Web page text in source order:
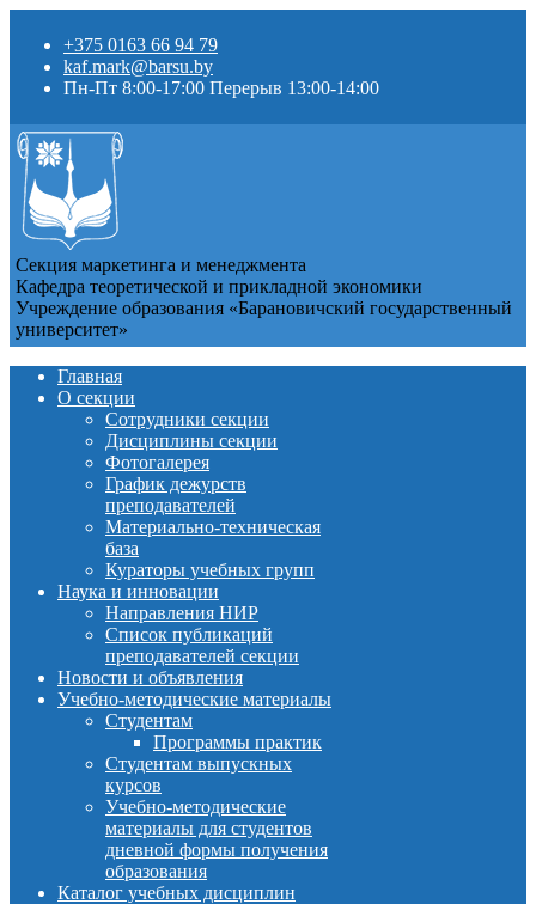
+375 0163 66 94 79
kaf.mark@barsu.by
Пн-Пт 8:00-17:00 Перерыв 13:00-14:00
Секция маркетинга и менеджмента
Кафедра теоретической и прикладной экономики
Учреждение образования «Барановичский государственный
университет»
Главная
О секции
Сотрудники секции
Дисциплины секции
Фотогалерея
График дежурств
преподавателей
Материально-техническая
база
Кураторы учебных групп
Наука и инновации
Направления НИР
Список публикаций
преподавателей секции
Новости и объявления
Учебно-методические материалы
Студентам
Программы практик
Студентам выпускных
курсов
Учебно-методические
материалы для студентов
дневной формы получения
образования
Каталог учебных дисциплин